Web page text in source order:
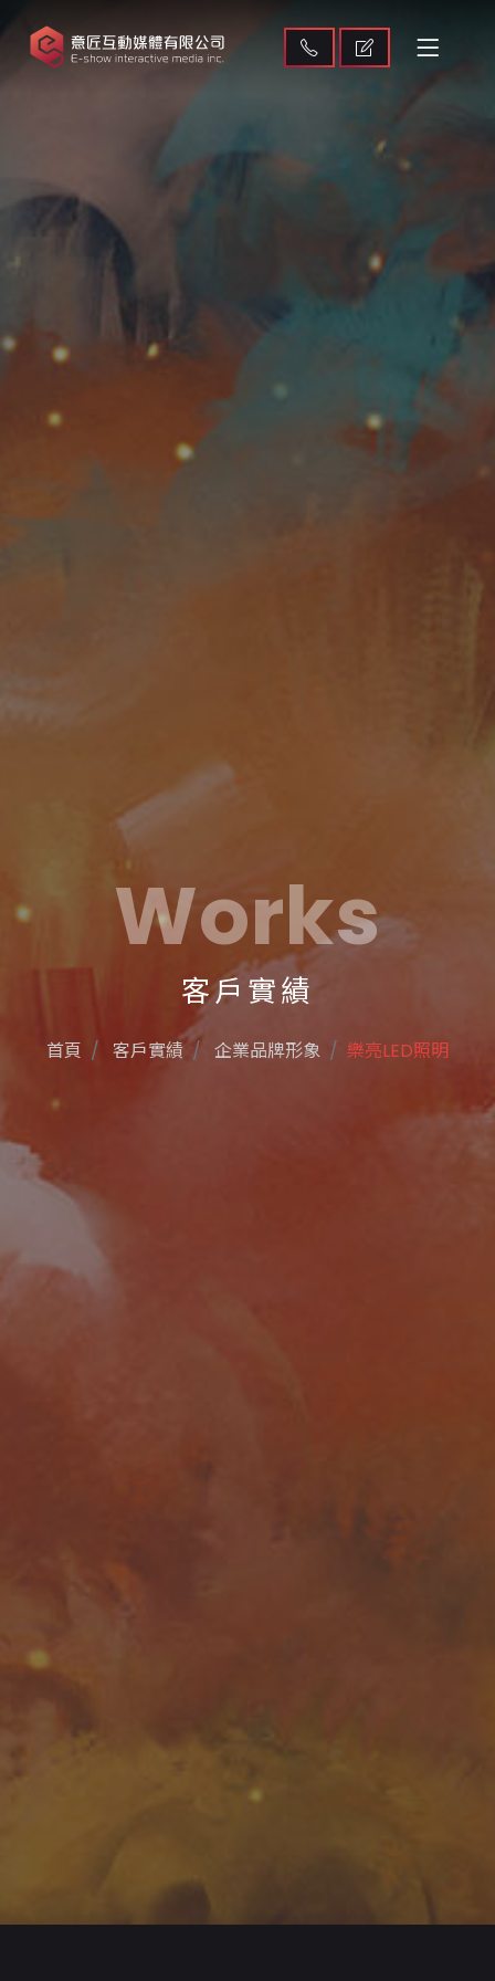
Works
客戶實績
首頁 客戶實績 企業品牌形象 樂亮LED照明